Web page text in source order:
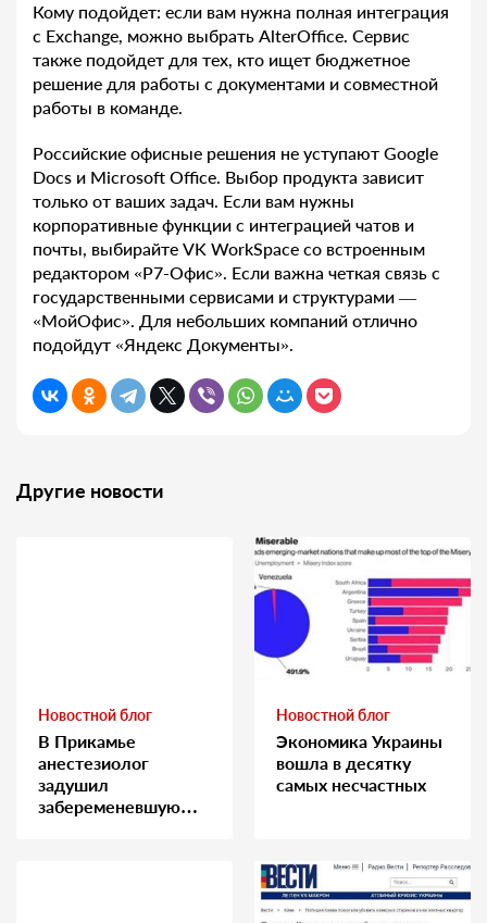
Кому подойдет: если вам нужна полная интеграция
с Exchange, можно выбрать AlterOffice. Сервис
также подойдет для тех, кто ищет бюджетное
решение для работы с документами и совместной
работы в команде​.
Российские офисные решения не уступают Google
Docs и Microsoft Office. Выбор продукта зависит
только от ваших задач. Если вам нужны
корпоративные функции с интеграцией чатов и
почты, выбирайте VK WorkSpace со встроенным
редактором «P7-Офис». Если важна четкая связь с
государственными сервисами и структурами —
«МойОфис». Для небольших компаний отлично
подойдут «Яндекс Документы».
Другие новости
Новостной блог
В Прикамье
анестезиолог
задушил
забеременевшую
Новостной блог
Экономика Украины
вошла в десятку
самых несчастных